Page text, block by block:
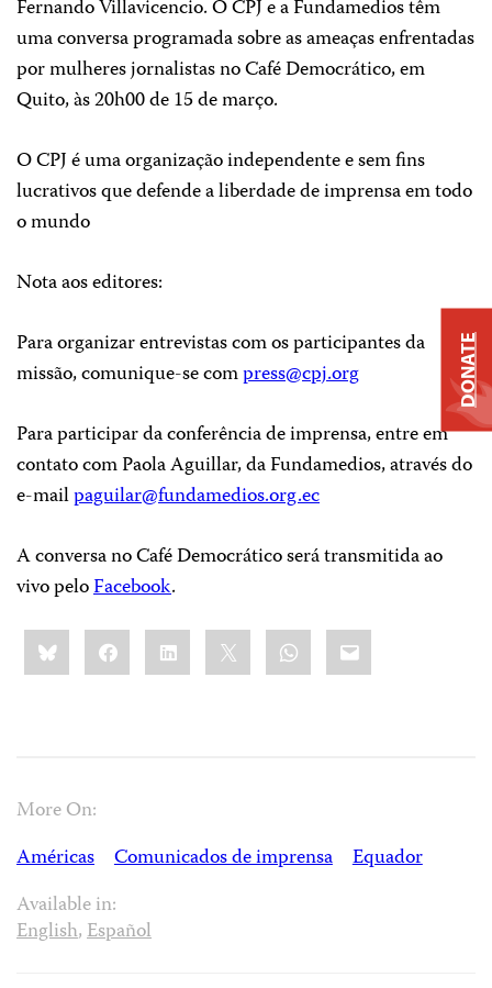
Fernando Villavicencio. O CPJ e a Fundamedios têm
uma conversa programada sobre as ameaças enfrentadas
por mulheres jornalistas no Café Democrático, em
Quito, às 20h00 de 15 de março.
O CPJ é uma organização independente e sem fins
lucrativos que defende a liberdade de imprensa em todo
o mundo
Nota aos editores:
Para organizar entrevistas com os participantes da
missão, comunique-se compress@cpj.org
Para participar da conferência de imprensa, entre em
contato com Paola Aguillar, da Fundamedios, através do
e-mailpaguilar@fundamedios.org.ec
A conversa no Café Democrático será transmitida ao
vivo peloFacebook.
Share
this:BlueskyFacebookLinkedIn WhatsApp
Email
More On:
Américas
Comunicados de imprensa
Equador
Available in:
English,Español
DONATE